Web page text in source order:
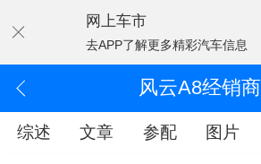
网上车市
去APP了解更多精彩汽车信息
风云A8经销商
综述 文章 参配 图片